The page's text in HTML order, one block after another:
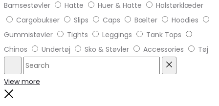
Bamsestøvler
Hatte Huer & Hatte
Halstørklæder
Cargobukser
Slips Caps Bælter
Hoodies
Gummistøvler
Tights Leggings
Tank Tops
Chinos
Undertøj Sko & Støvler Accessories Tøj
Search
View more